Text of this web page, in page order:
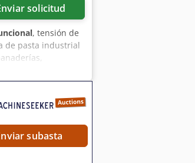
solicitud
, tensión de
de pasta industrial
* Estructura
y preciso *
de parada de
de masa,
Dodpozrnc
técnicas.
contacto!
subasta